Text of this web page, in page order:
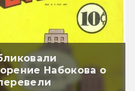
Набокова о